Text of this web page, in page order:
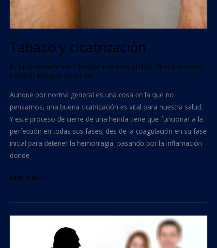
Tabaco y cicatrización
Deja un comentario / Anexos externos al libro, Envejecimiento,
General, Riesgos de fumar
Aunque por norma general es una cosa en la que no
pensamos, una buena cicatrización es vital para nuestra salud.
Y este proceso de cierre de una herida tiene que funcionar a la
perfección en todas sus fases; des de la coagulación en su fase
inicial para detener la hemorragia, pasando por la inflamación
donde
Leer más »